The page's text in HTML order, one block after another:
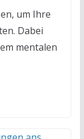
um Ihre
Dabei
mentalen